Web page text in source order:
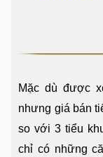
Mặc dù được
nhưng giá bán
so với 3 tiểu
chỉ có những